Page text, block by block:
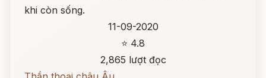
khi còn sống.
11-09-2020
⭐ 4.8
2,865 lượt đọc